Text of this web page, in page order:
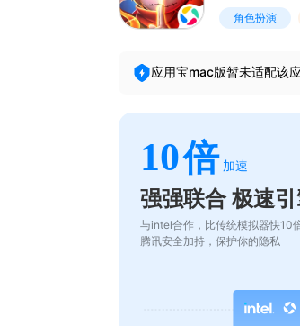
角色扮演
应用宝mac版暂未适配该
10倍 加速
强强联合 极速
与intel合作，比传统模拟器快10
腾讯安全加持，保护你的隐私